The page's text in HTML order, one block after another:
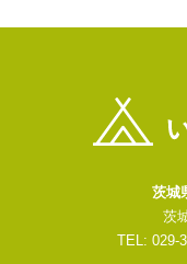
茨城
茨
TEL: 029-